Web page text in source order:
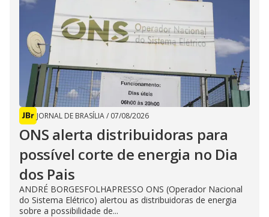
JORNAL DE BRASÍLIA/ 07/08/2026
ONS alerta distribuidoras para
possível corte de energia no Dia
dos Pais
ANDRÉ BORGESFOLHAPRESSO ONS (Operador Nacional
do Sistema Elétrico) alertou as distribuidoras de energia
sobre a possibilidade de...